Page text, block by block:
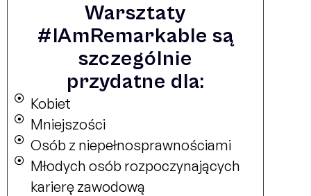
Warsztaty
#IAmRemarkable są
szczególnie
przydatne dla:
Kobiet
Mniejszości
Osób z niepełnosprawnościami
Młodych osób rozpoczynających
karierę zawodową